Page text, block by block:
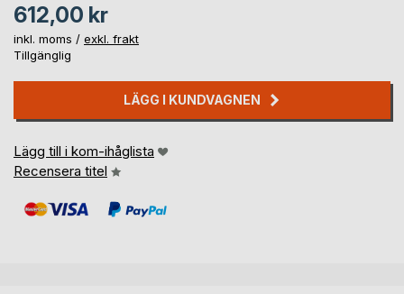
612,00 kr
inkl. moms / exkl. frakt
Tillgänglig
LÄGG I KUNDVAGNEN
Lägg till i kom-ihåglista
Recensera titel